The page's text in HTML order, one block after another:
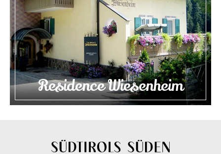
Residence Wiesenheim